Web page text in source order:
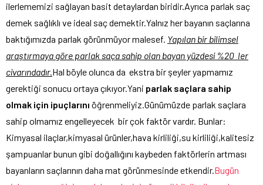
ilerlememizi sağlayan basit detaylardan biridir.Ayrıca parlak saç
demek sağlıklı ve ideal saç demektir.Yalnız her bayanın saçlarına
baktığımızda parlak görünmüyor malesef. Yapılan bir bilimsel
araştırmaya göre parlak saça sahip olan bayan yüzdesi %20 ler
civarındadır.Hal böyle olunca da ekstra bir şeyler yapmamız
gerektiği sonucu ortaya çıkıyor.Yani parlak saçlara sahip
olmak için ipuçlarını öğrenmeliyiz.Günümüzde parlak saçlara
sahip olmamız engelleyecek bir çok faktör vardır. Bunlar:
Kimyasal ilaçlar,kimyasal ürünler,hava kirliliği,su kirliliği,kalitesiz
şampuanlar bunun gibi doğallığını kaybeden faktörlerin artması
bayanların saçlarının daha mat görünmesinde etkendir.Bugün